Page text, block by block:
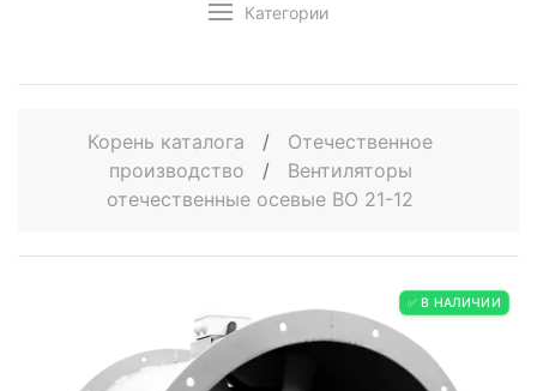
Категории
Корень каталога /
Отечественное
производство
/
Вентиляторы
отечественные осевые ВО 21-12
✅ В НАЛИЧИИ